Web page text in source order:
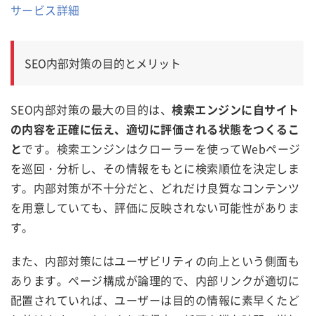
サービス詳細
SEO内部対策の目的とメリット
SEO内部対策の最大の目的は、検索エンジンに自サイト
の内容を正確に伝え、適切に評価される状態をつくるこ
とです。検索エンジンはクローラーを使ってWebページ
を巡回・分析し、その情報をもとに検索順位を決定しま
す。内部対策が不十分だと、どれだけ良質なコンテンツ
を用意していても、評価に反映されない可能性がありま
す。
また、内部対策にはユーザビリティの向上という側面も
あります。ページ構成が論理的で、内部リンクが適切に
配置されていれば、ユーザーは目的の情報に素早くたど